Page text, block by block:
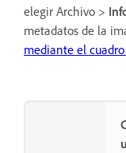
elegir Archivo >
metadatos de la
mediante el